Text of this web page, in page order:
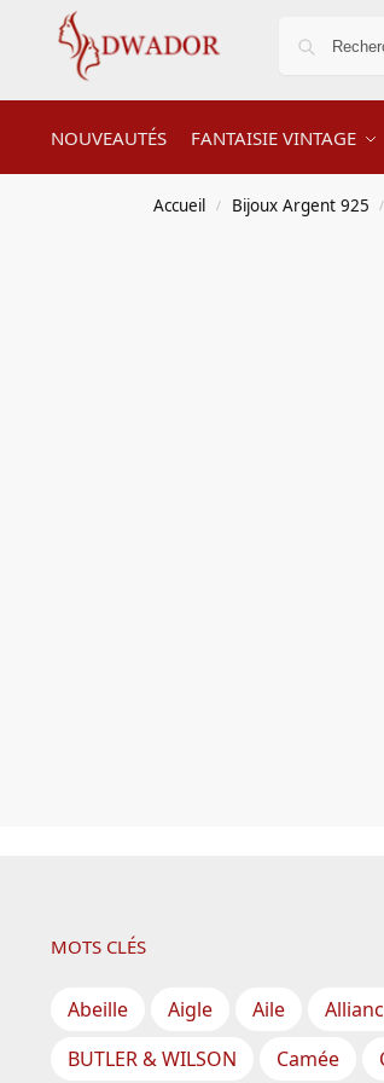
NOUVEAUTÉS FANTAISIE VINTAGE
Accueil / Bijoux Argent 925 /
MOTS CLÉS
Abeille Aigle Aile
BUTLER & WILSON
Camée